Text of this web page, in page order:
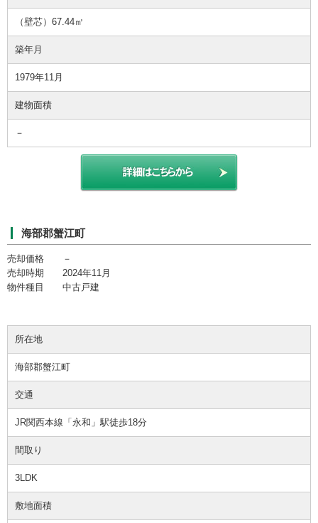
（壁芯）67.44㎡
築年月
1979年11月
建物面積
－
海部郡蟹江町
売却価格 －
売却時期 2024年11月
物件種目 中古戸建
所在地
海部郡蟹江町
交通
JR関西本線「永和」駅徒歩18分
間取り
3LDK
敷地面積